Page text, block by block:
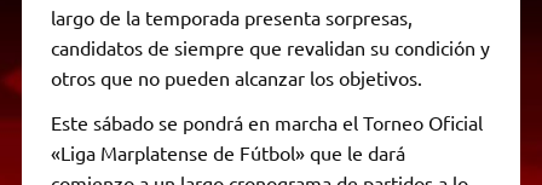
largo de la temporada presenta sorpresas,
candidatos de siempre que revalidan su condición y
otros que no pueden alcanzar los objetivos.
Este sábado se pondrá en marcha el Torneo Oficial
«Liga Marplatense de Fútbol» que le dará